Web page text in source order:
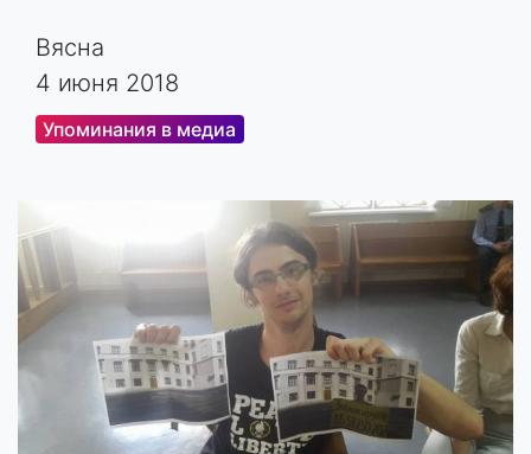
Вясна
4 июня 2018
Упоминания в медиа